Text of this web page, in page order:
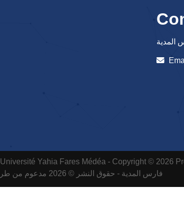
Université Yahia Fares Médéa - Copyright © 2026
فارس المدية - حقوق النشر © 2026 مدعوم من طرف خلية التعليم عن بعد